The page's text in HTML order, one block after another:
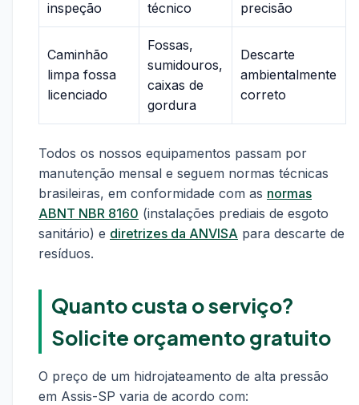
inspeção técnico precisão
Caminhão
limpa fossa
licenciado
Fossas,
sumidouros,
caixas de
gordura
Descarte
ambientalmente
correto
Todos os nossos equipamentos passam por
manutenção mensal e seguem normas técnicas
brasileiras, em conformidade com as normas
ABNT NBR 8160 (instalações prediais de esgoto
sanitário) e diretrizes da ANVISA para descarte de
resíduos.
Quanto custa o serviço?
Solicite orçamento gratuito
O preço de um hidrojateamento de alta pressão
em Assis-SP varia de acordo com: